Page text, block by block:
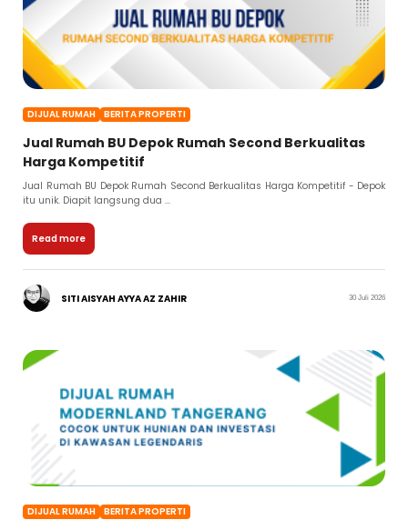
DIJUAL RUMAH BERITA PROPERTI
Jual Rumah BU Depok Rumah Second Berkualitas
Harga Kompetitif
Jual Rumah BU Depok Rumah Second Berkualitas Harga Kompetitif - Depok
itu unik. Diapit langsung dua ...
Read more
SITI AISYAH AYYA AZ ZAHIR 30 Juli 2026
DIJUAL RUMAH BERITA PROPERTI